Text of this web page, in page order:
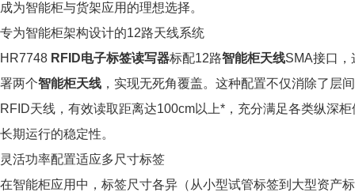
成为智能柜与货架应用的理想选择。
专为智能柜架构设计的12路天线系统
HR7748 RFID电子标签读写器标配12路智能柜天线SMA接口
署两个智能柜天线 ，实现无死角覆盖。这种配置不仅消除了层
RFID天线，有效读取距离达100cm以上*，充分满足各类纵深
长期运行的稳定性。
灵活功率配置适应多尺寸标签
在智能柜应用中，标签尺寸各异（从小型试管标签到大型资产